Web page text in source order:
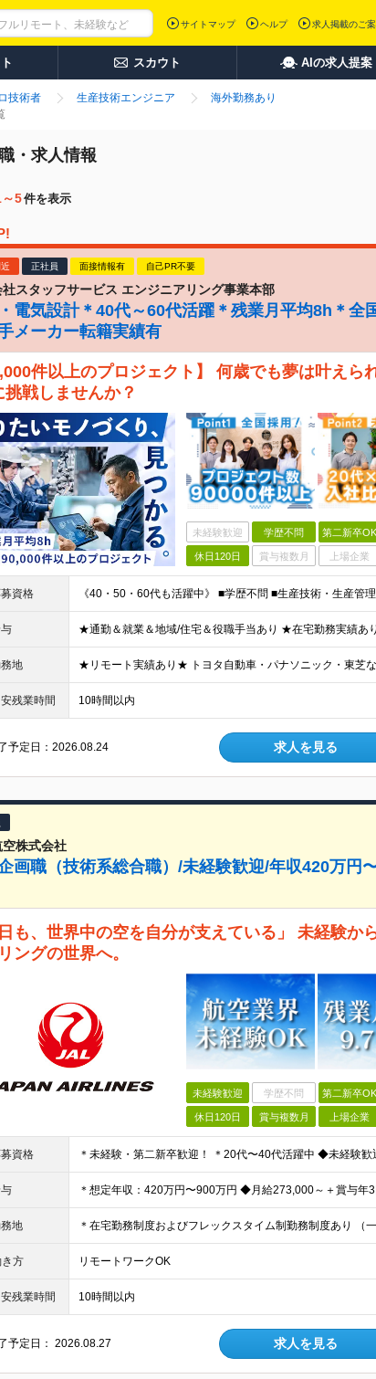
サイトマップ ヘルプ 求人掲載のご
スカウト AIの求人提案
技術者 生産技術エンジニア
海外勤務あり
・求人情報
～5件を表示
正社員 面接情報有 自己PR不要
社スタッフサービス エンジニアリング事業本部
電気設計＊40代～60代活躍＊残業月平均8h＊全
メーカー転籍実績有
件以上のプロジェクト】 何歳でも夢は叶えら
挑戦しませんか？
未経験歓迎 学歴不問 第二新卒OK
休日120日 賞与複数月 上場企業
資格
地
安残業時間 10時間以内
予定日：2026.08.24 求人を見る
空株式会社
画職（技術系総合職）/未経験歓迎/年収420万円
日も、世界中の空を自分が支えている」 未経験か
ングの世界へ。
未経験歓迎 学歴不問 第二新卒OK
休日120日 賞与複数月 上場企業
資格
地
き方 リモートワークOK
安残業時間 10時間以内
予定日：2026.08.27 求人を見る